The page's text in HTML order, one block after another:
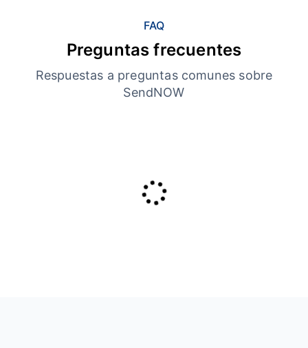
FAQ
Preguntas frecuentes
Respuestas a preguntas comunes sobre
SendNOW